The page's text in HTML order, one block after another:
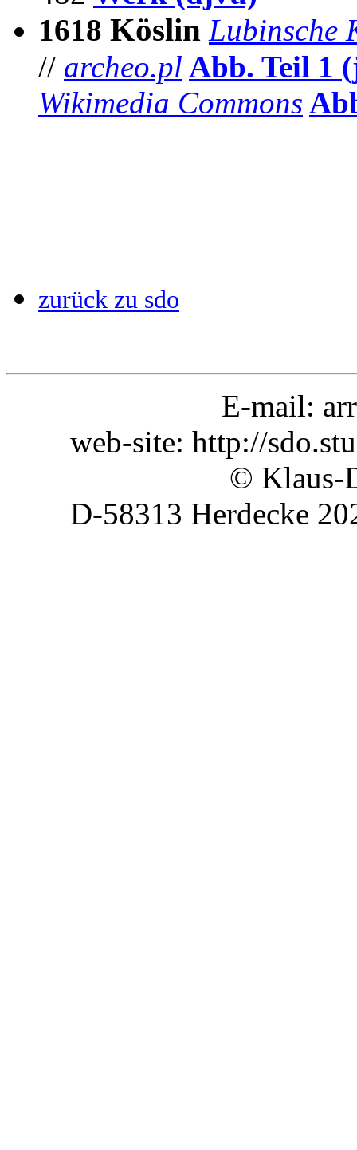
1618 Köslin Lubinsche
// archeo.pl Abb. Teil 1
Wikimedia Commons
zurück zu sdo
E-mail:
web-site: http://
© Klaus-Dieter
D-58313 Herdecke